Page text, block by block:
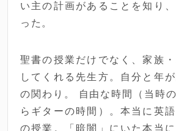
い主の計画があることを知り
った。
聖書の授業だけでなく、家族
してくれる先生方。自分と年
の関わり。 自由な時間（当時
らギターの時間）。本当に英
の授業。「暗闇」にいた本当